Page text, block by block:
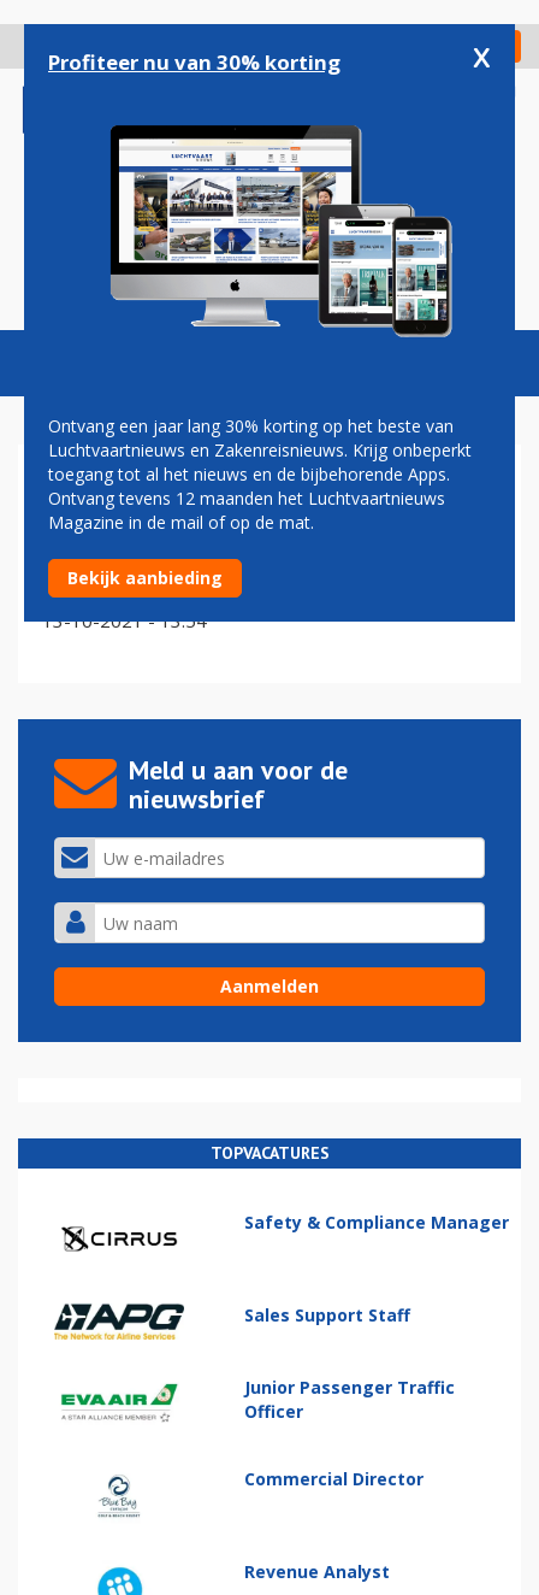
gaan
Check in
Magazine Podcasts Vacatures
PFIZER
Air New Zealand vaccineert aan boord van een Boeing
787 Dreamliner
13-10-2021 - 13:54
Meld u aan voor de
nieuwsbrief
TOPVACATURES
Safety & Compliance Manager
Sales Support Staff
Junior Passenger Traffic
Officer
Commercial Director
Revenue Analyst
Profiteer nu van 30% korting x
Ontvang een jaar lang 30% korting op het beste van
Luchtvaartnieuws en Zakenreisnieuws. Krijg onbeperkt
toegang tot al het nieuws en de bijbehorende Apps.
Ontvang tevens 12 maanden het Luchtvaartnieuws
Magazine in de mail of op de mat.
Bekijk aanbieding